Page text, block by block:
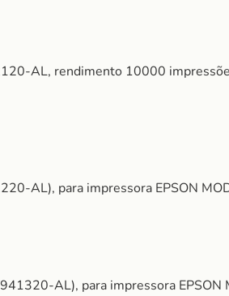
AL, rendimento 10000
AL), para impressora EPSON
AL), para impressora